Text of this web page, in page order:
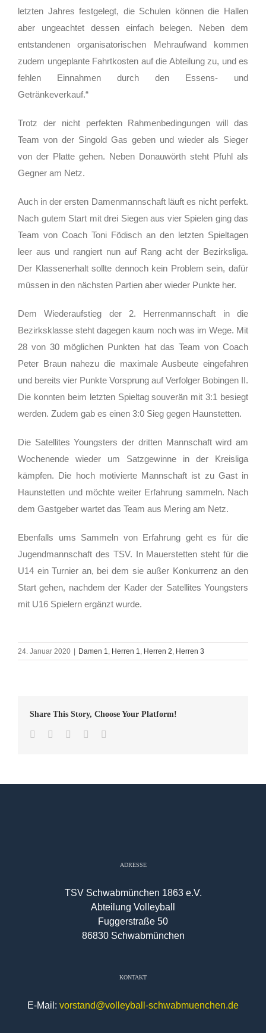
letzten Jahres festgelegt, die Schulen können die Hallen
aber ungeachtet dessen einfach belegen. Neben dem
entstandenen organisatorischen Mehraufwand kommen
zudem ungeplante Fahrtkosten auf die Abteilung zu, und es
fehlen Einnahmen durch den Essens- und
Getränkeverkauf.“
Trotz der nicht perfekten Rahmenbedingungen will das
Team von der Singold Gas geben und wieder als Sieger
von der Platte gehen. Neben Donauwörth steht Pfuhl als
Gegner am Netz.
Auch in der ersten Damenmannschaft läuft es nicht perfekt.
Nach gutem Start mit drei Siegen aus vier Spielen ging das
Team von Coach Toni Födisch an den letzten Spieltagen
leer aus und rangiert nun auf Rang acht der Bezirksliga.
Der Klassenerhalt sollte dennoch kein Problem sein, dafür
müssen in den nächsten Partien aber wieder Punkte her.
Dem Wiederaufstieg der 2. Herrenmannschaft in die
Bezirksklasse steht dagegen kaum noch was im Wege. Mit
28 von 30 möglichen Punkten hat das Team von Coach
Peter Braun nahezu die maximale Ausbeute eingefahren
und bereits vier Punkte Vorsprung auf Verfolger Bobingen II.
Die konnten beim letzten Spieltag souverän mit 3:1 besiegt
werden. Zudem gab es einen 3:0 Sieg gegen Haunstetten.
Die Satellites Youngsters der dritten Mannschaft wird am
Wochenende wieder um Satzgewinne in der Kreisliga
kämpfen. Die hoch motivierte Mannschaft ist zu Gast in
Haunstetten und möchte weiter Erfahrung sammeln. Nach
dem Gastgeber wartet das Team aus Mering am Netz.
Ebenfalls ums Sammeln von Erfahrung geht es für die
Jugendmannschaft des TSV. In Mauerstetten steht für die
U14 ein Turnier an, bei dem sie außer Konkurrenz an den
Start gehen, nachdem der Kader der Satellites Youngsters
mit U16 Spielern ergänzt wurde.
24. Januar 2020 Damen 1, Herren 1, Herren 2, Herren 3
Share This Story, Choose Your Platform!
Facebook
TwitterLinkedInWhatsApp
ADRESSE
TSV Schwabmünchen 1863 e.V.
Abteilung Volleyball
Fuggerstraße 50
86830 Schwabmünchen
KONTAKT
E-Mail: vorstand@volleyball-schwabmuenchen.de